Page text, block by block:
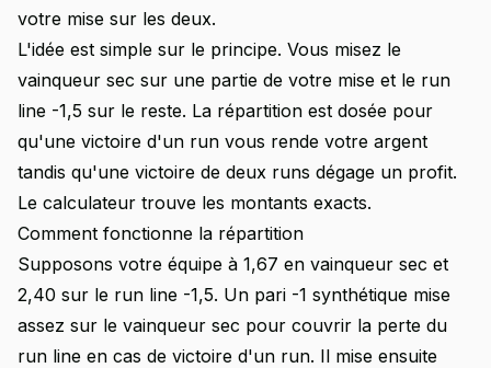
votre mise sur les deux.
L'idée est simple sur le principe. Vous misez le
vainqueur sec sur une partie de votre mise et le run
line -1,5 sur le reste. La répartition est dosée pour
qu'une victoire d'un run vous rende votre argent
tandis qu'une victoire de deux runs dégage un profit.
Le calculateur trouve les montants exacts.
Comment fonctionne la répartition
Supposons votre équipe à 1,67 en vainqueur sec et
2,40 sur le run line -1,5. Un pari -1 synthétique mise
assez sur le vainqueur sec pour couvrir la perte du
run line en cas de victoire d'un run. Il mise ensuite